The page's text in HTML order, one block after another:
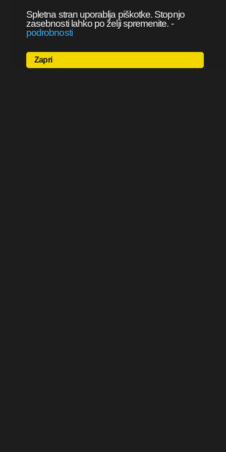
Spletna stran uporablja piškotke. Stopnjo
zasebnosti lahko po želji spremenite. -
podrobnosti
Zapri